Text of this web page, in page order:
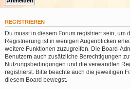
REGISTRIEREN
Du musst in diesem Forum registriert sein, um
Registrierung ist in wenigen Augenblicken
weitere Funktionen zuzugreifen. Die Board-
Benutzern auch zusätzliche Berechtigungen
Nutzungsbedingungen und die verwandten
registrierst. Bitte beachte auch die jeweiligen
diesem Board bewegst.